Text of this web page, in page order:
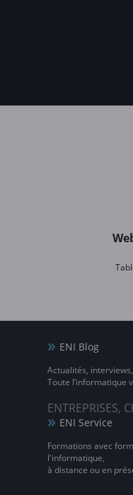
ENI Blog
Actualités,
Toute l’informatique
ENTREPRISES,
ENI Service
Formations avec
l'informatique,
à distance ou en